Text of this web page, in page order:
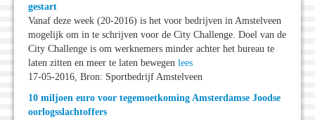
gestart
Vanaf deze week (20-2016) is het voor bedrijven in Amstelveen
mogelijk om in te schrijven voor de City Challenge. Doel van de
City Challenge is om werknemers minder achter het bureau te
laten zitten en meer te laten bewegen lees
17-05-2016, Bron: Sportbedrijf Amstelveen
10 miljoen euro voor tegemoetkoming Amsterdamse Joodse
oorlogsslachtoffers